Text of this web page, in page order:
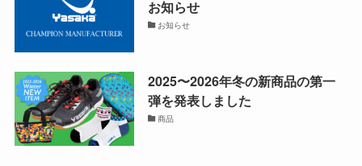
お知らせ
お知らせ
2025〜2026年冬の新商品の第一
弾を発表しました
商品